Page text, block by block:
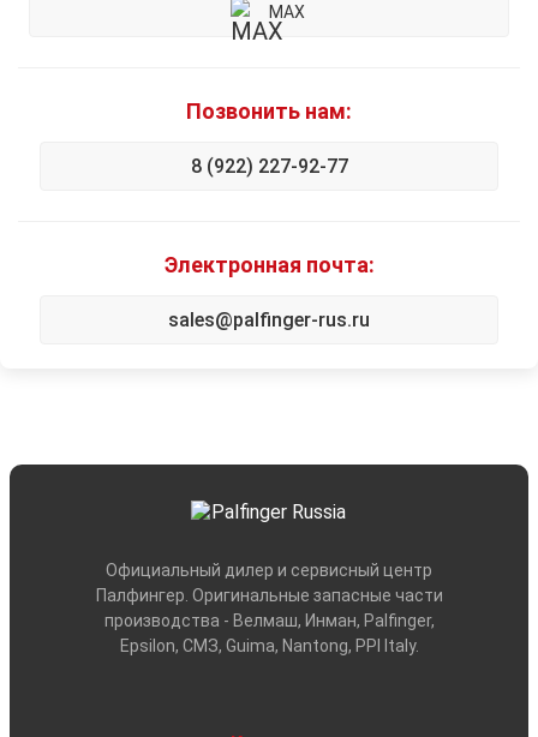
MAX
Позвонить нам:
8 (922) 227-92-77
Электронная почта:
sales@palfinger-rus.ru